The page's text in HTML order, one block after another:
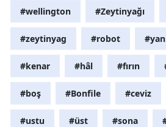
#wellington #Zeytinyağı
#zeytinyag #robot #yan
#kenar #hâl #fırın
#boş #Bonfile #ceviz
#ustu #üst #sona